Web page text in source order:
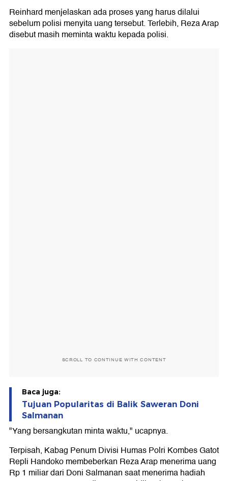
Reinhard menjelaskan ada proses yang harus dilalui
sebelum polisi menyita uang tersebut. Terlebih, Reza Arap
disebut masih meminta waktu kepada polisi.
SCROLL TO CONTINUE WITH CONTENT
Baca juga:
Tujuan Popularitas di Balik Saweran Doni
Salmanan
"Yang bersangkutan minta waktu," ucapnya.
Terpisah, Kabag Penum Divisi Humas Polri Kombes Gatot
Repli Handoko membeberkan Reza Arap menerima uang
Rp 1 miliar dari Doni Salmanan saat menerima hadiah